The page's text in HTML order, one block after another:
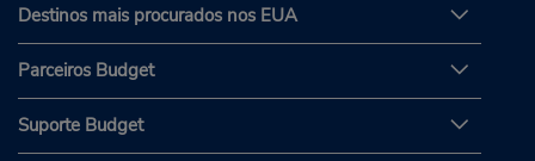
Destinos mais procurados nos EUA
Parceiros Budget
Suporte Budget